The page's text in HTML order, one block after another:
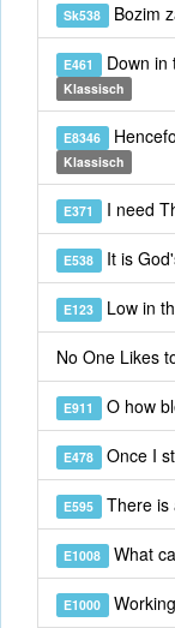
Sk538 Bozim
E461 Down in
Klassisch
E8346
Klassisch
E371 I need
E538 It is
E123 Low in
No One Likes
E911 O how
E478 Once I
E595 There is
E1008 What
E1000